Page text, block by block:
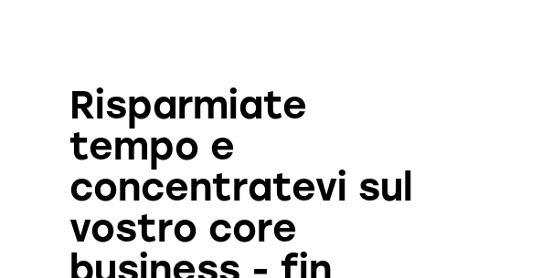
Risparmiate
tempo e
concentratevi sul
vostro core